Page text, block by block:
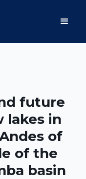
future
lakes in
of
of the
basin